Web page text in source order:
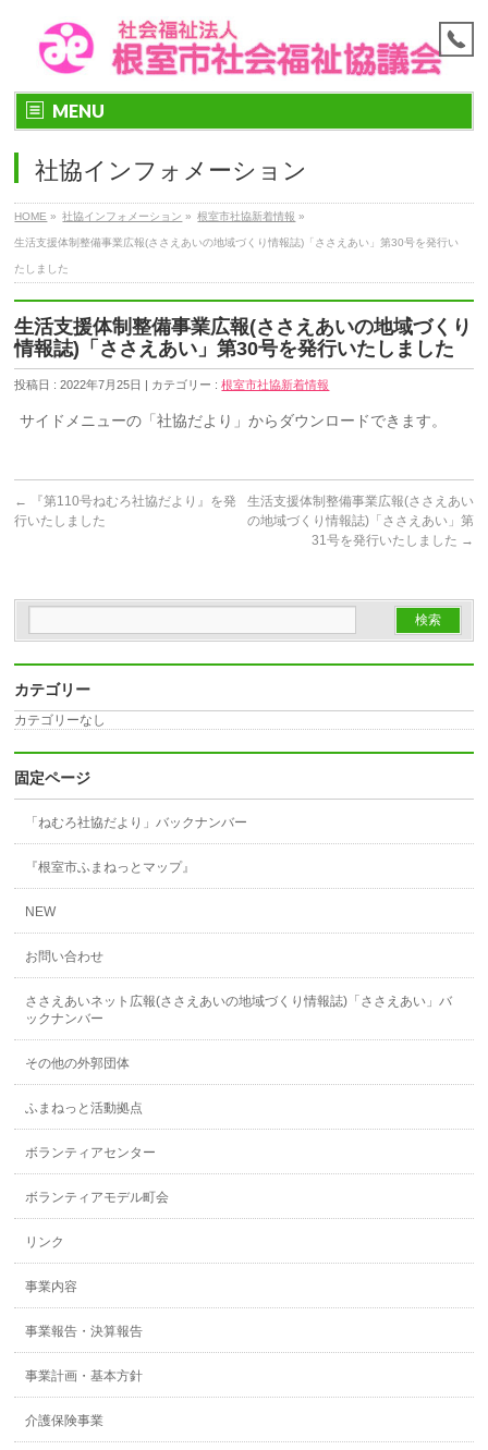
MENU
社協インフォメーション
HOME » 社協インフォメーション » 根室市社協新着情報 »
生活支援体制整備事業広報(ささえあいの地域づくり情報誌)「ささえあい」第30号を発行い
たしました
生活支援体制整備事業広報(ささえあいの地域づくり
情報誌)「ささえあい」第30号を発行いたしました
投稿日 : 2022年7月25日 | カテゴリー :根室市社協新着情報
サイドメニューの「社協だより」からダウンロードできます。
←
『第110号ねむろ社協だより』を発
行いたしました
生活支援体制整備事業広報(ささえあい
の地域づくり情報誌)「ささえあい」第
31号を発行いたしました →
カテゴリー
カテゴリーなし
固定ページ
「ねむろ社協だより」バックナンバー
『根室市ふまねっとマップ』
NEW
お問い合わせ
ささえあいネット広報(ささえあいの地域づくり情報誌)「ささえあい」バ
ックナンバー
その他の外郭団体
ふまねっと活動拠点
ボランティアセンター
ボランティアモデル町会
リンク
事業内容
事業報告・決算報告
事業計画・基本方針
介護保険事業